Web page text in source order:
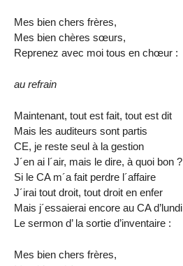
Mes bien chers frères,
Mes bien chères sœurs,
Reprenez avec moi tous en chœur :
au refrain
Maintenant, tout est fait, tout est dit
Mais les auditeurs sont partis
CE, je reste seul à la gestion
J´en ai l´air, mais le dire, à quoi bon ?
Si le CA m´a fait perdre l´affaire
J´irai tout droit, tout droit en enfer
Mais j´essaierai encore au CA d’lundi
Le sermon d’ la sortie d’inventaire :
Mes bien chers frères,